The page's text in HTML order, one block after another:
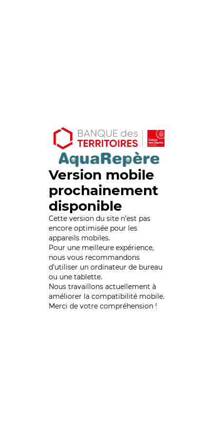
Version mobile
prochainement
disponible
Cette version du site n’est pas
encore optimisée pour les
appareils mobiles.
Pour une meilleure expérience,
nous vous recommandons
d'utiliser un ordinateur de bureau
ou une tablette.
Nous travaillons actuellement à
améliorer la compatibilité mobile.
Merci de votre compréhension !